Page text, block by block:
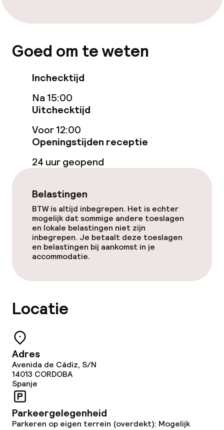
Faciliteiten en diensten voor kinderen
Babysitservice
Schoonmaakvoorzieningen
Zakelijke faciliteiten
Conferentieruimte
Vergaderruimte
Overal rookvrij
Goed om te weten
Inchecktijd
Na 15:00
Uitchecktijd
Voor 12:00
Openingstijden receptie
24 uur geopend
Belastingen
BTW is altijd inbegrepen. Het is echter
mogelijk dat sommige andere toeslagen
en lokale belastingen niet zijn
inbegrepen. Je betaalt deze toeslagen
en belastingen bij aankomst in je
accommodatie.
Locatie
Adres
Avenida de Cádiz, S/N
14013 CORDOBA
Spanje
Parkeergelegenheid
Parkeren op eigen terrein (overdekt): Mogelijk